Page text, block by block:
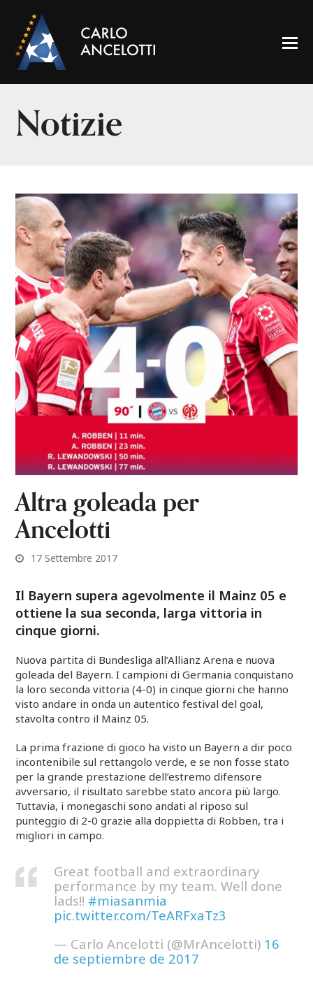
Notizie
Altra goleada per
Ancelotti
17 Settembre 2017
Il Bayern supera agevolmente il Mainz 05 e
ottiene la sua seconda, larga vittoria in
cinque giorni.
Nuova partita di Bundesliga all’Allianz Arena e nuova
goleada del Bayern. I campioni di Germania conquistano
la loro seconda vittoria (4-0) in cinque giorni che hanno
visto andare in onda un autentico festival del goal,
stavolta contro il Mainz 05.
La prima frazione di gioco ha visto un Bayern a dir poco
incontenibile sul rettangolo verde, e se non fosse stato
per la grande prestazione dell’estremo difensore
avversario, il risultato sarebbe stato ancora più largo.
Tuttavia, i monegaschi sono andati al riposo sul
punteggio di 2-0 grazie alla doppietta di Robben, tra i
migliori in campo.
Great football and extraordinary
performance by my team. Well done
lads!! #miasanmia
pic.twitter.com/TeARFxaTz3
— Carlo Ancelotti (@MrAncelotti) 16
de septiembre de 2017